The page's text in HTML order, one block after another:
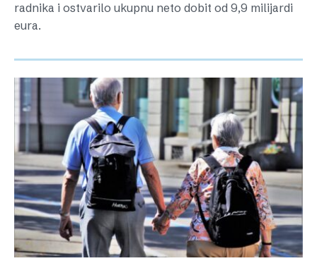
radnika i ostvarilo ukupnu neto dobit od 9,9 milijardi
eura.